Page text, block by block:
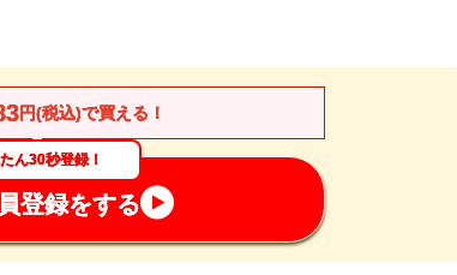
円(税込)で買える！
ん30秒登録！
登録をする